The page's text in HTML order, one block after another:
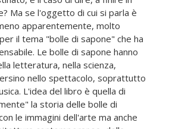
Ma se l'oggetto di cui si parla è
apparentemente, molto
il tema "bolle di sapone" che ha
Le bolle di sapone hanno
letteratura, nella scienza,
nello spettacolo, soprattutto
L'idea del libro è quella di
la storia delle bolle di
le immagini dell'arte ma anche